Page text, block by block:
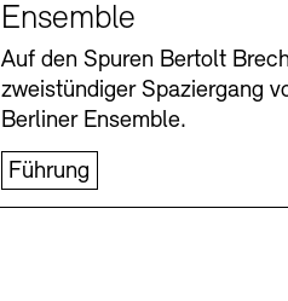
Ensemble
Auf den Spuren Bertolt
zweistündiger Spaziergang
Berliner Ensemble.
Führung